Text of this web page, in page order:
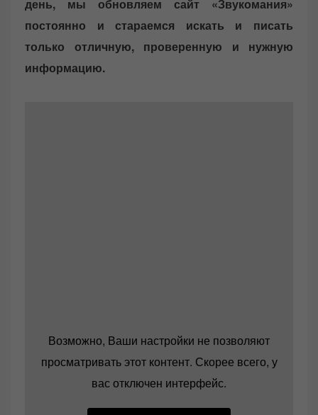
день, мы обновляем сайт «Звукомания»
постоянно и стараемся искать и писать
только отличную, проверенную и нужную
информацию.
Возможно, Ваши настройки не позволяют
просматривать этот контент. Скорее всего, у
вас отключен интерфейс.